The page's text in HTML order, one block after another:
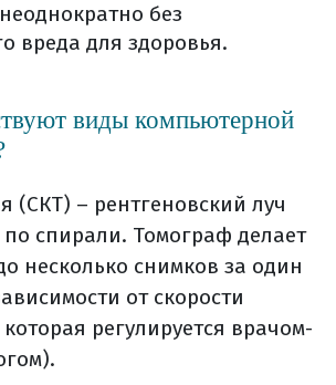
без
вреда для здоровья.
виды компьютерной
(СКТ) – рентгеновский луч
спирали. Томограф делает
несколько снимков за один
от скорости
регулируется врачом-